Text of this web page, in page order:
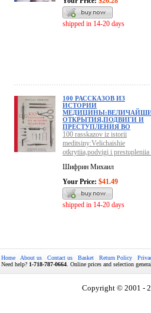
shipped in 14-20 days
100 РАССКАЗОВ ИЗ
ИСТОРИИ
ОТКРЫТИЯ,ПОДВИГИ И
ПРЕСТУПЛЕНИЯ ВО
100 rasskazov iz istorii
meditsiny:Velichaishie
otkrytiia,podvigi i prestupleniia
Шифрин Михаил
Your Price: $41.49
shipped in 14-20 days
Home About us Contact us Basket Return Policy
Need help? 1-718-787-0664 . Online prices and selection
Copyright © 2001 -